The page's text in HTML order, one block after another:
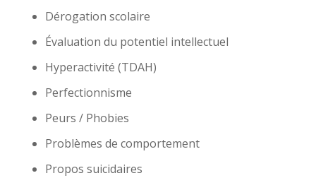
Dérogation scolaire
Évaluation du potentiel intellectuel
Hyperactivité (TDAH)
Perfectionnisme
Peurs / Phobies
Problèmes de comportement
Propos suicidaires